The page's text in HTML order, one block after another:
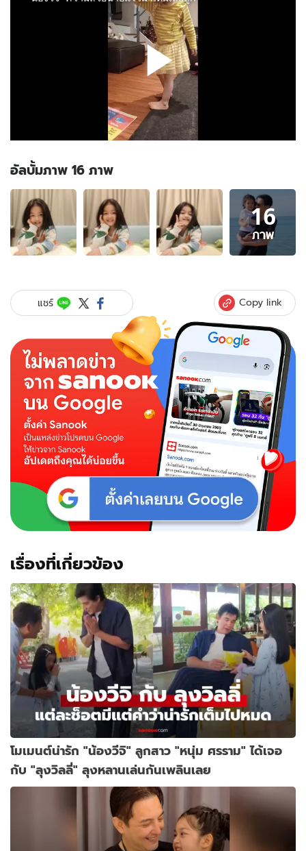
อัลบั้มภาพ 16 ภาพ
อัลบั้ม
ภาพ
16
ภาพ
ของ
ละลาย
ใจ
วีจิ"
ปล่อย
ยาว
ความ
สวย
ฉาย
แวว
เลย
16
ภาพ
แชร์ Copy link
เรื่องที่เกี่ยวข้อง
โมเมนต์น่ารัก "น้องวีจิ" ลูกสาว "หนุ่ม ศรราม" ได้เจอ
กับ "ลุงวิลลี่" ลุงหลานเล่นกันเพลินเลย